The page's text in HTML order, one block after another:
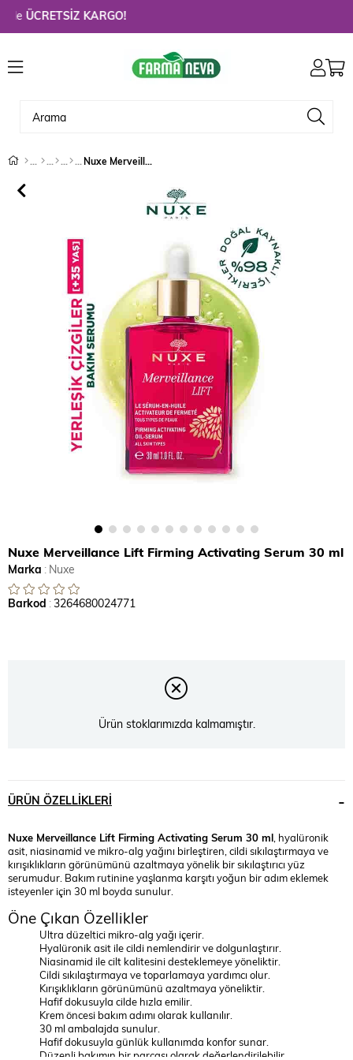
ÜCRETSİZ KARGO!
Nuxe Merveillance Lift Firming Activating Serum 30 ml
Nuxe Merveillance Lift Firming Activating Serum 30 ml
Marka : Nuxe
Barkod :3264680024771
Ürün stoklarımızda kalmamıştır.
ÜRÜN ÖZELLIKLERI
Nuxe Merveillance Lift Firming Activating Serum 30 ml , hyalüronik
asit, niasinamid ve mikro-alg yağını birleştiren, cildi sıkılaştırmaya ve
kırışıklıkların görünümünü azaltmaya yönelik bir sıkılaştırıcı yüz
serumudur. Bakım rutinine yaşlanma karşıtı yoğun bir adım eklemek
isteyenler için 30 ml boyda sunulur.
Öne Çıkan Özellikler
Ultra düzeltici mikro-alg yağı içerir.
Hyalüronik asit ile cildi nemlendirir ve dolgunlaştırır.
Niasinamid ile cilt kalitesini desteklemeye yöneliktir.
Cildi sıkılaştırmaya ve toparlamaya yardımcı olur.
Kırışıklıkların görünümünü azaltmaya yöneliktir.
Hafif dokusuyla cilde hızla emilir.
Krem öncesi bakım adımı olarak kullanılır.
30 ml ambalajda sunulur.
Hafif dokusuyla günlük kullanımda konfor sunar.
Düzenli bakımın bir parçası olarak değerlendirilebilir.